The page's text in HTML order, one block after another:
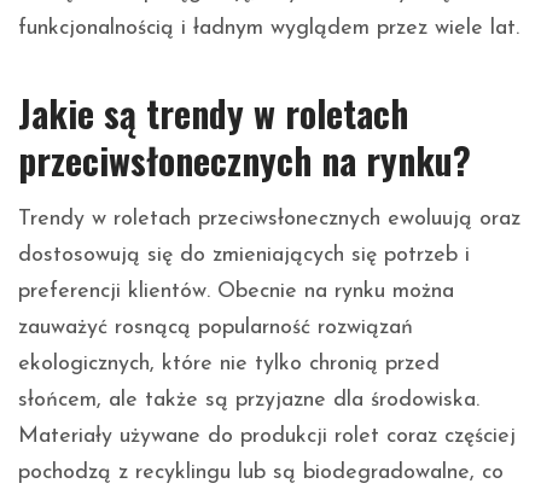
funkcjonalnością i ładnym wyglądem przez wiele lat.
Jakie są trendy w roletach
przeciwsłonecznych na rynku?
Trendy w roletach przeciwsłonecznych ewoluują oraz
dostosowują się do zmieniających się potrzeb i
preferencji klientów. Obecnie na rynku można
zauważyć rosnącą popularność rozwiązań
ekologicznych, które nie tylko chronią przed
słońcem, ale także są przyjazne dla środowiska.
Materiały używane do produkcji rolet coraz częściej
pochodzą z recyklingu lub są biodegradowalne, co